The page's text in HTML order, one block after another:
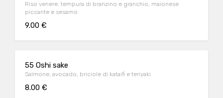
Riso venere, tempura di branzino e granchio, maionese
piccante e sesamo
9.00 €
55 Oshi sake
Salmone, avocado, briciole di kataifi e teriyaki
8.00 €